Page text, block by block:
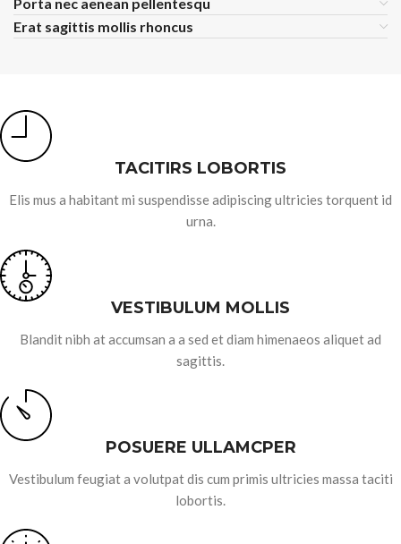
Erat sagittis mollis rhoncus
TACITIRS LOBORTIS
Elis mus a habitant mi suspendisse adipiscing ultricies torquent id
urna.
VESTIBULUM MOLLIS
Blandit nibh at accumsan a a sed et diam himenaeos aliquet ad
sagittis.
POSUERE ULLAMCPER
Vestibulum feugiat a volutpat dis cum primis ultricies massa taciti
lobortis.